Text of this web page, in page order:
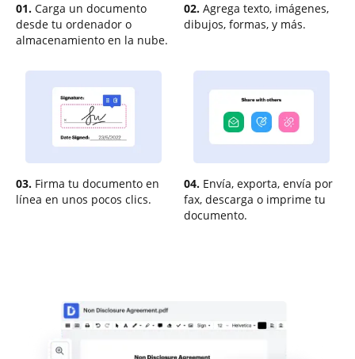
01. Carga un documento
desde tu ordenador o
almacenamiento en la nube.
02. Agrega texto, imágenes,
dibujos, formas, y más.
03. Firma tu documento en
línea en unos pocos clics.
04. Envía, exporta, envía por
fax, descarga o imprime tu
documento.